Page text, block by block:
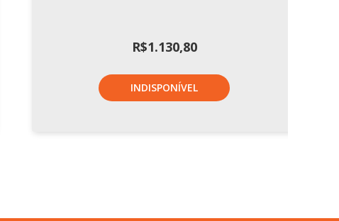
R$1.130,80
INDISPONÍVEL